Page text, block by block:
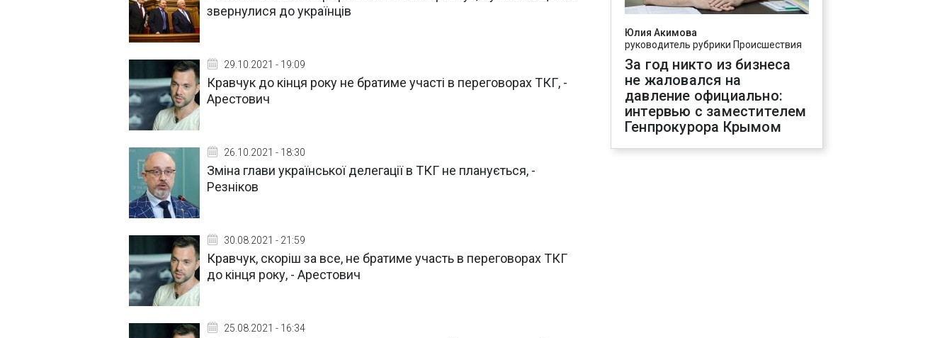
звернулися до українців
29.10.2021 - 19:09
Кравчук до кінця року не братиме участі в переговорах ТКГ, -
Арестович
26.10.2021 - 18:30
Зміна глави української делегації в ТКГ не планується, -
Резніков
30.08.2021 - 21:59
Кравчук, скоріш за все, не братиме участь в переговорах ТКГ
до кінця року, - Арестович
25.08.2021 - 16:34
Юлия Акимова
руководитель рубрики Происшествия
За год никто из бизнеса
не жаловался на
давление официально:
интервью с заместителем
Генпрокурора Крымом